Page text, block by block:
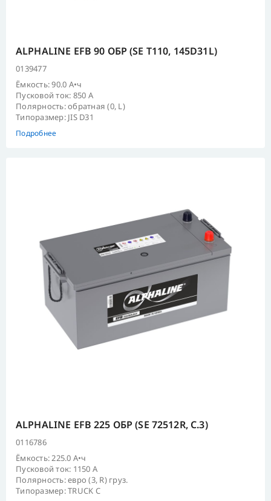
ALPHALINE EFB 90 ОБР (SE T110, 145D31L)
0139477
Ёмкость: 90.0 А•ч
Пусковой ток: 850 А
Полярность: обратная (0, L)
Типоразмер: JIS D31
Подробнее
ALPHALINE EFB 225 ОБР (SE 72512R, C.3)
0116786
Ёмкость: 225.0 А•ч
Пусковой ток: 1150 А
Полярность: евро (3, R) груз.
Типоразмер: TRUCK C